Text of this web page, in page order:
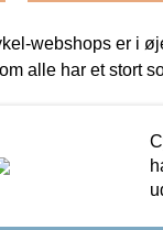
webshops er i
alle har et stort